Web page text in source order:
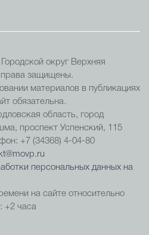
округ Верхняя
защищены.
материалов в публикациях
обязательна.
область, город
проспект Успенский, 115
+7 (34368) 4-04-80
персональных данных на
на сайте относительно
+2 часа